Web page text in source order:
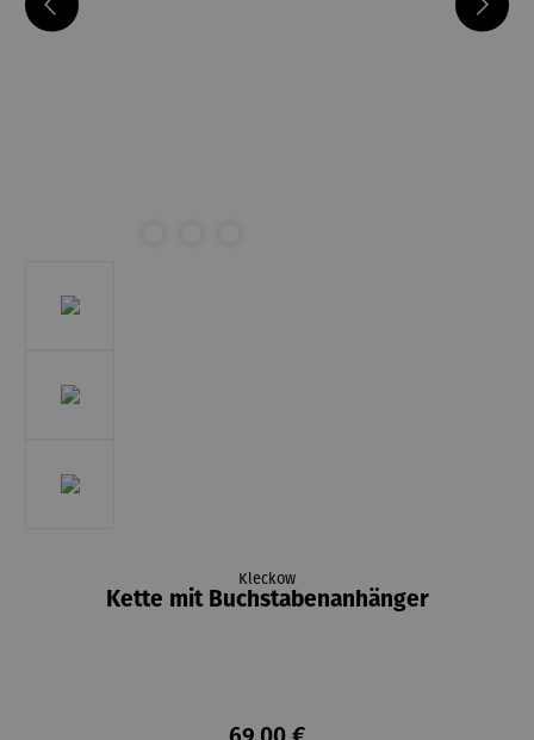
Kleckow
Kette mit Buchstabenanhänger